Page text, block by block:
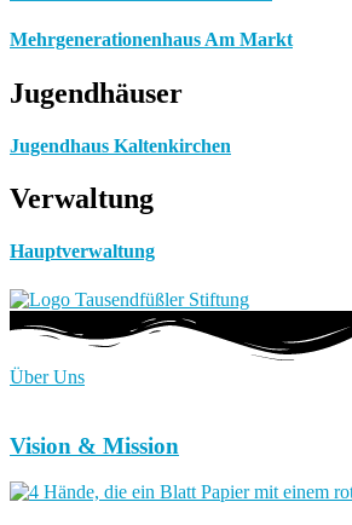
Mehrgenerationenhaus Am Markt
Jugendhäuser
Jugendhaus Kaltenkirchen
Verwaltung
Hauptverwaltung
Über Uns
Vision & Mission